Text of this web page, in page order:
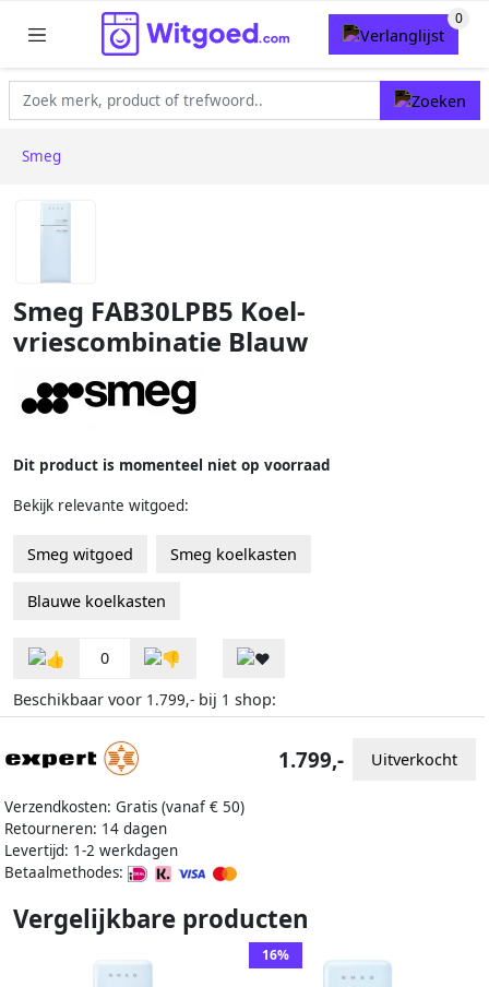
Smeg
Smeg FAB30LPB5 Koel-
vriescombinatie Blauw
Dit product is momenteel niet op voorraad
Bekijk relevante witgoed:
Smeg witgoed Smeg koelkasten
Blauwe koelkasten
0
Beschikbaar voor 1.799,- bij 1 shop:
Verzendkosten: Gratis (vanaf € 50)
Retourneren: 14 dagen
Levertijd: 1-2 werkdagen
Betaalmethodes:
1.799,- Uitverkocht
Vergelijkbare producten
16%